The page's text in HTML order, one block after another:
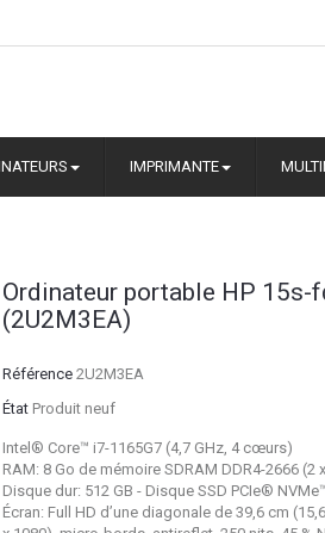
IMPRIMANTE
Ordinateur portable HP 15s-
(2U2M3EA)
Référence 2U2M3EA
État Produit neuf
Intel® Core™ i7-1165G7 (4,7 GHz, 4 cœurs)
RAM: 8 Go de mémoire SDRAM DDR4-2666 (2
Disque dur: 512 GB - Disque SSD PCIe®
Écran: Full HD d’une diagonale de 39,6 cm